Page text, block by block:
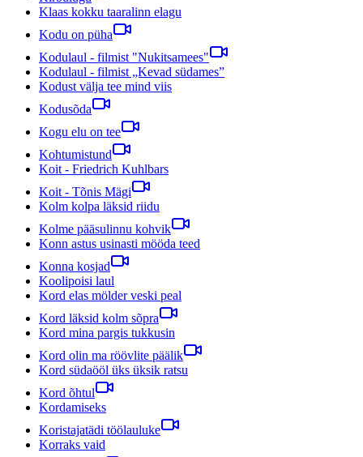
Klaas kokku taaralinn elagu
Kodu on püha
Kodulaul - filmist "Nukitsamees"
Kodulaul - filmist „Kevad südames”
Kodust välja tee mind viis
Kodusõda
Kogu elu on tee
Kohtumistund
Koit - Friedrich Kuhlbars
Koit - Tõnis Mägi
Kolm kolpa läksid riidu
Kolme pääsulinnu kohvik
Konn astus usinasti mööda teed
Konna kosjad
Koolipoisi laul
Kord elas mölder veski peal
Kord läksid kolm sõpra
Kord mina pargis tukkusin
Kord olin ma röövlite päälik
Kord südaööl üks üksik ratsu
Kord õhtul
Kordamiseks
Koristajatädi töölauluke
Korraks vaid